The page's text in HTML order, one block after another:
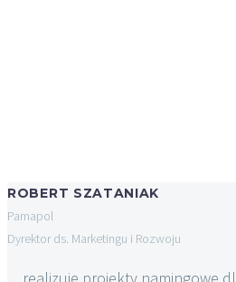
ROBERT SZATANIAK
Pamapol
Dyrektor ds. Marketingu i Rozwoju